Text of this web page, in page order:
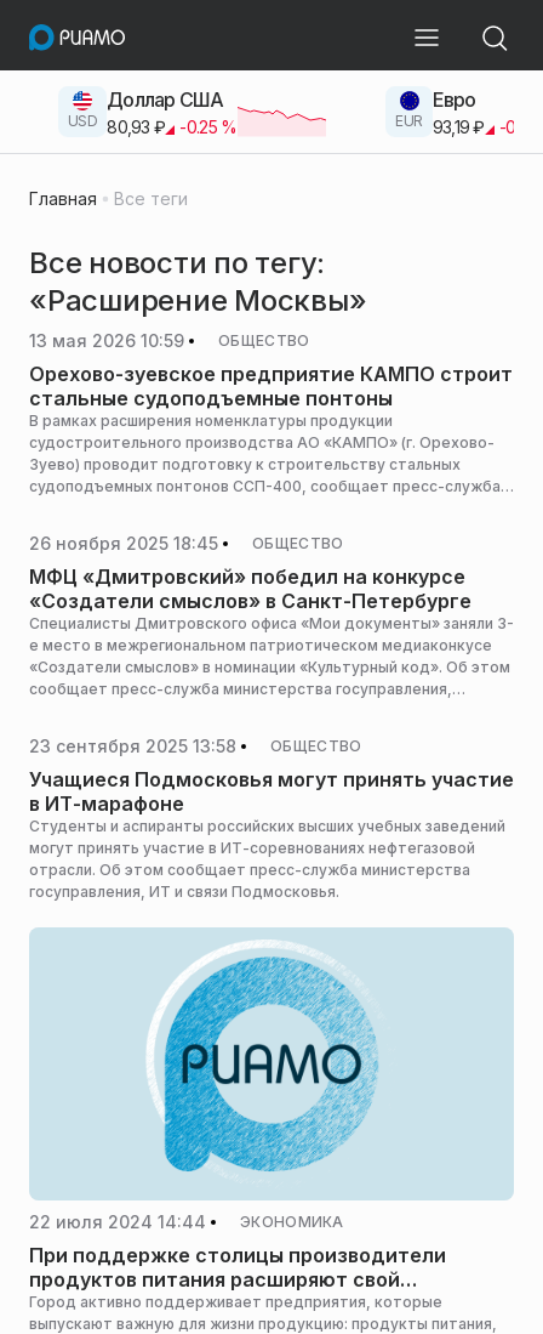
USD
Доллар США
80,93 ₽ -0.25% EUR
Евро
93,19 ₽ -0.42
Главная Все теги
Все новости по тегу:
«Расширение Москвы»
13 мая 2026 10:59 ОБЩЕСТВО
Орехово-зуевское предприятие КАМПО строит
стальные судоподъемные понтоны
В рамках расширения номенклатуры продукции
судостроительного производства АО «КАМПО» (г. Орехово-
Зуево) проводит подготовку к строительству стальных
судоподъемных понтонов ССП-400, сообщает пресс-служба
26 ноября 2025 18:45 ОБЩЕСТВО
МФЦ «Дмитровский» победил на конкурсе
«Создатели смыслов» в Санкт-Петербурге
Специалисты Дмитровского офиса «Мои документы» заняли 3-
е место в межрегиональном патриотическом медиаконкусе
«Создатели смыслов» в номинации «Культурный код». Об этом
сообщает пресс-служба министерства госуправления,
23 сентября 2025 13:58 ОБЩЕСТВО
Учащиеся Подмосковья могут принять участие
в ИТ-марафоне
Студенты и аспиранты российских высших учебных заведений
могут принять участие в ИТ-соревнованиях нефтегазовой
отрасли. Об этом сообщает пресс-служба министерства
госуправления, ИТ и связи Подмосковья.
22 июля 2024 14:44 ЭКОНОМИКА
При поддержке столицы производители
продуктов питания расширяют свой
ассортимент
Город активно поддерживает предприятия, которые
выпускают важную для жизни продукцию: продукты питания,